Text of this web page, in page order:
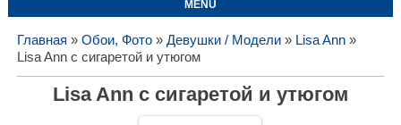
MENU
Главная » Обои, Фото» Девушки / Модели» Lisa Ann»
Lisa Ann с сигаретой и утюгом
Lisa Ann с сигаретой и утюгом